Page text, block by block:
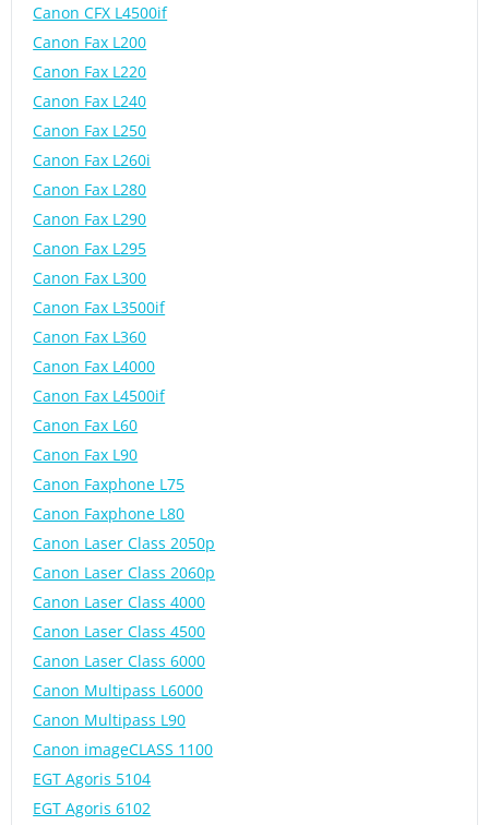
Canon CFX L4500if
Canon Fax L200
Canon Fax L220
Canon Fax L240
Canon Fax L250
Canon Fax L260i
Canon Fax L280
Canon Fax L290
Canon Fax L295
Canon Fax L300
Canon Fax L3500if
Canon Fax L360
Canon Fax L4000
Canon Fax L4500if
Canon Fax L60
Canon Fax L90
Canon Faxphone L75
Canon Faxphone L80
Canon Laser Class 2050p
Canon Laser Class 2060p
Canon Laser Class 4000
Canon Laser Class 4500
Canon Laser Class 6000
Canon Multipass L6000
Canon Multipass L90
Canon imageCLASS 1100
EGT Agoris 5104
EGT Agoris 6102